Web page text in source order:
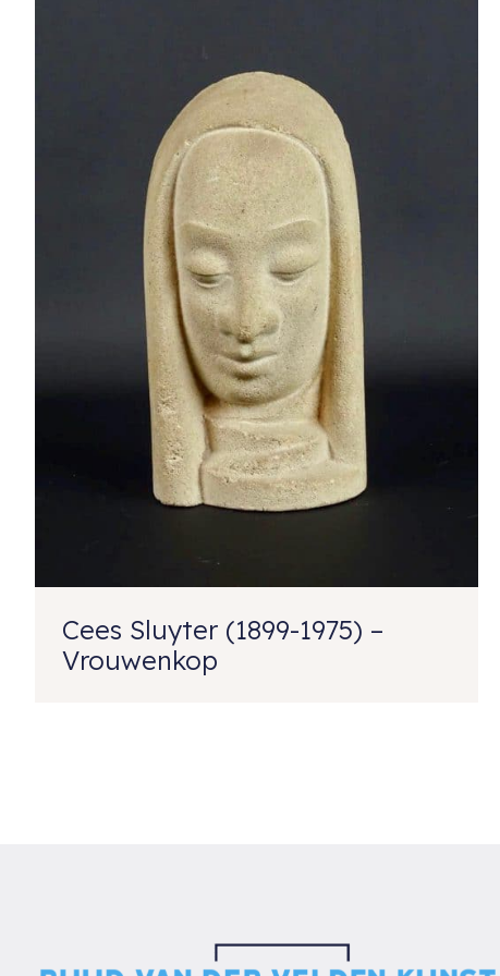
Cees Sluyter (1899-1975) –
Vrouwenkop